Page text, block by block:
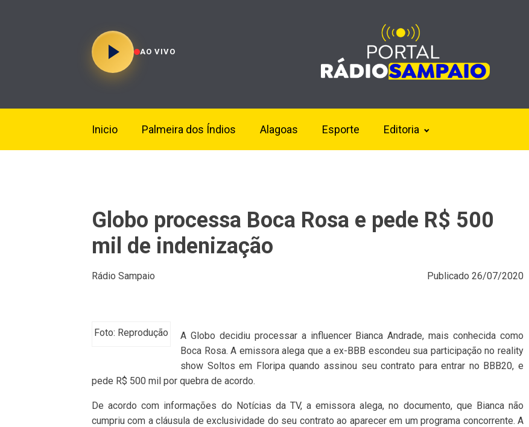
AO VIVO
Inicio Palmeira dos Índios Alagoas Esporte Editoria
Globo processa Boca Rosa e pede R$ 500
mil de indenização
Rádio Sampaio Publicado 26/07/2020
Foto: Reprodução
A Globo decidiu processar a influencer Bianca Andrade, mais conhecida como
Boca Rosa. A emissora alega que a ex-BBB escondeu sua participação no reality
show Soltos em Floripa quando assinou seu contrato para entrar no BBB20, e
pede R$ 500 mil por quebra de acordo.
De acordo com informações do Notícias da TV, a emissora alega, no documento, que Bianca não
cumpriu com a cláusula de exclusividade do seu contrato ao aparecer em um programa concorrente. A